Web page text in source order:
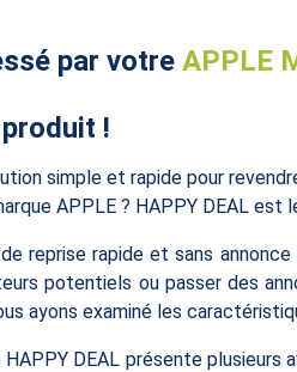
par votre APPLE
!
simple et rapide pour
APPLE ? HAPPY DEAL est
reprise rapide et sans
potentiels ou passer des
ayons examiné les
DEAL présente